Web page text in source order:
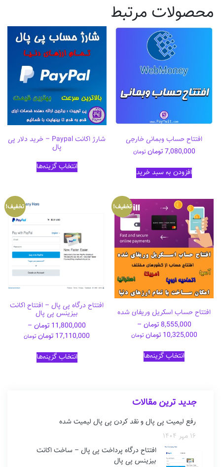
محصولات مرتبط
افتتاح حساب وبمانی خارجی
7,080,000تومان تومان
افزودن به سبد خرید
شارژ اکانت Paypal – خرید دلار پی
پال
انتخاب گزینه‌ها
این
محصول
مختلفی
باشد.
گزینه
ممکن
است
در
انتخاب
شوند
تخفیف!
افتتاح حساب اسکریل وریفای شده
8,555,000تومان –
10,325,000 تومان تومان
انتخاب گزینه‌ها
این
محصول
می
گزینه
است
در
تخفیف!
افتتاح درگاه پی پال – افتتاح اکانت
بیزینس پی پال
11,800,000 تومان–
17,110,000 تومان تومان
انتخاب گزینه‌ها
این
محصول
است
جدید ترین مقالات
رفع لیمیت پی پال و نقد کردن پی پال لیمیت شده
۱۶ مهر ۱۴۰۴
افتتاح درگاه پرداخت پی پال – ساخت اکانت
بیزینس پی پال